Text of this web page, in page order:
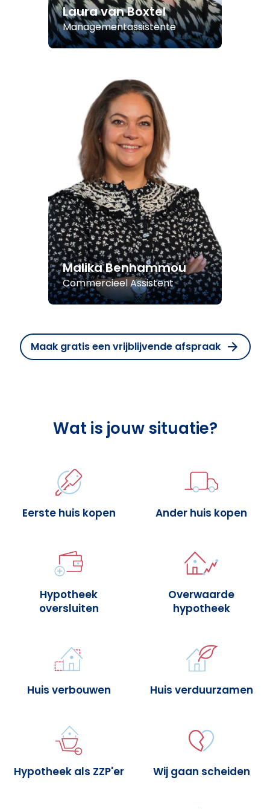
Laura van Boxtel
Managementassistente
Malika Benhammou
Commercieel Assistent
Maak gratis een vrijblijvende afspraak
Wat is jouw situatie?
Eerste huis kopen Ander huis kopen
Hypotheek
oversluiten
Overwaarde
hypotheek
Huis verbouwen Huis verduurzamen
Hypotheek als ZZP'er Wij gaan scheiden